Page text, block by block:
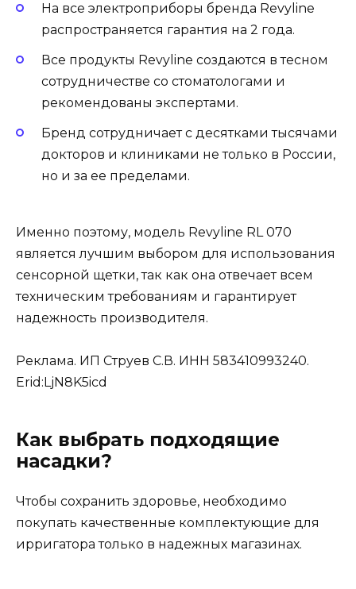
На все электроприборы бренда Revyline
распространяется гарантия на 2 года.
Все продукты Revyline создаются в тесном
сотрудничестве со стоматологами и
рекомендованы экспертами.
Бренд сотрудничает с десятками тысячами
докторов и клиниками не только в России,
но и за ее пределами.
Именно поэтому, модель Revyline RL 070
является лучшим выбором для использования
сенсорной щетки, так как она отвечает всем
техническим требованиям и гарантирует
надежность производителя.
Реклама. ИП Струев С.В. ИНН 583410993240.
Erid:LjN8K5icd
Как выбрать подходящие
насадки?
Чтобы сохранить здоровье, необходимо
покупать качественные комплектующие для
ирригатора только в надежных магазинах.